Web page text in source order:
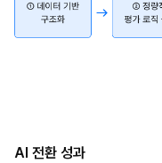
AI 전환 성과